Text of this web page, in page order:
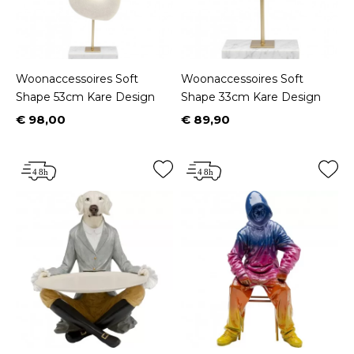
Woonaccessoires Soft
Shape 53cm Kare Design
Prijs
€ 98,00
Woonaccessoires Soft
Shape 33cm Kare Design
Prijs
€ 89,90